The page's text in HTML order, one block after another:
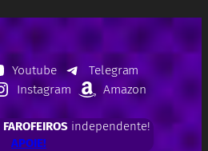
Youtube
Telegram
Instagram Amazon
FAROFEIROSindependente!
APOIE!